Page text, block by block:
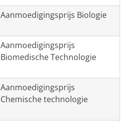
Aanmoedigingsprijs Biologie
Aanmoedigingsprijs
Biomedische Technologie
Aanmoedigingsprijs
Chemische technologie